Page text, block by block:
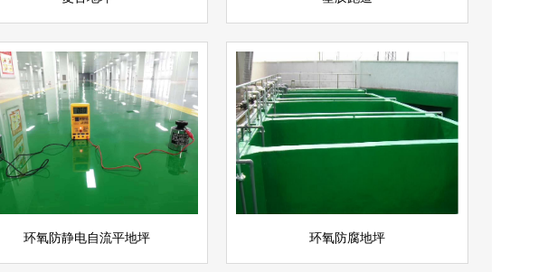
环氧防静电自流平地坪
流平地坪
环氧防腐地坪
环氧防腐地坪
环氧地坪
查看详情
立即询问